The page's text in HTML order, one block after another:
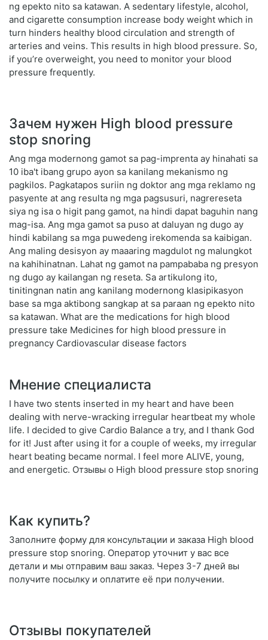
ng epekto nito sa katawan. A sedentary lifestyle, alcohol,
and cigarette consumption increase body weight which in
turn hinders healthy blood circulation and strength of
arteries and veins. This results in high blood pressure. So,
if you’re overweight, you need to monitor your blood
pressure frequently.
Зачем нужен High blood pressure
stop snoring
Ang mga modernong gamot sa pag-imprenta ay hinahati sa
10 iba't ibang grupo ayon sa kanilang mekanismo ng
pagkilos. Pagkatapos suriin ng doktor ang mga reklamo ng
pasyente at ang resulta ng mga pagsusuri, nagrereseta
siya ng isa o higit pang gamot, na hindi dapat baguhin nang
mag-isa. Ang mga gamot sa puso at daluyan ng dugo ay
hindi kabilang sa mga puwedeng irekomenda sa kaibigan.
Ang maling desisyon ay maaaring magdulot ng malungkot
na kahihinatnan. Lahat ng gamot na pampababa ng presyon
ng dugo ay kailangan ng reseta. Sa artikulong ito,
tinitingnan natin ang kanilang modernong klasipikasyon
base sa mga aktibong sangkap at sa paraan ng epekto nito
sa katawan. What are the medications for high blood
pressure take Medicines for high blood pressure in
pregnancy Cardiovascular disease factors
Мнение специалиста
I have two stents inserted in my heart and have been
dealing with nerve-wracking irregular heartbeat my whole
life. I decided to give Cardio Balance a try, and I thank God
for it! Just after using it for a couple of weeks, my irregular
heart beating became normal. I feel more ALIVE, young,
and energetic. Отзывы о High blood pressure stop snoring
Как купить?
Заполните форму для консультации и заказа High blood
pressure stop snoring. Оператор уточнит у вас все
детали и мы отправим ваш заказ. Через 3-7 дней вы
получите посылку и оплатите её при получении.
Отзывы покупателей